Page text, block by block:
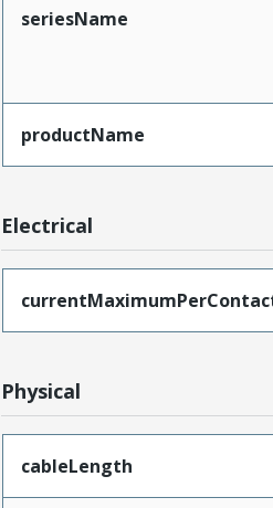
seriesName
productName
Electrical
Physical
cableLength